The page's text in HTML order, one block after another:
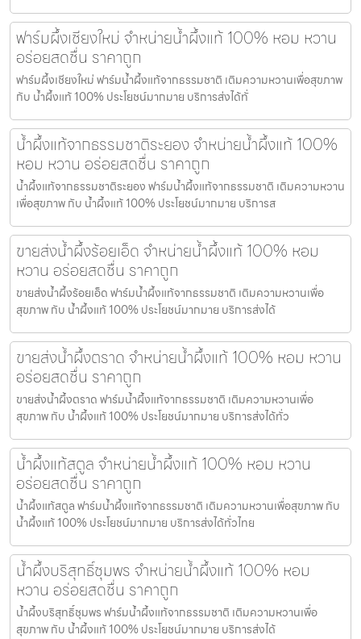
ฟาร์มผึ้งเชียงใหม่ จำหน่ายน้ำผึ้งแท้ 100% หอม หวาน
อร่อยสดชื่น ราคาถูก
ฟาร์มผึ้งเชียงใหม่ ฟาร์มน้ำผึ้งแท้จากธรรมชาติ เติมความหวานเพื่อสุขภาพ
กับ น้ำผึ้งแท้ 100% ประโยชน์มากมาย บริการส่งได้ทั่
น้ำผึ้งแท้จากธรรมชาติระยอง จำหน่ายน้ำผึ้งแท้ 100%
หอม หวาน อร่อยสดชื่น ราคาถูก
น้ำผึ้งแท้จากธรรมชาติระยอง ฟาร์มน้ำผึ้งแท้จากธรรมชาติ เติมความหวาน
เพื่อสุขภาพ กับ น้ำผึ้งแท้ 100% ประโยชน์มากมาย บริการส
ขายส่งน้ำผึ้งร้อยเอ็ด จำหน่ายน้ำผึ้งแท้ 100% หอม
หวาน อร่อยสดชื่น ราคาถูก
ขายส่งน้ำผึ้งร้อยเอ็ด ฟาร์มน้ำผึ้งแท้จากธรรมชาติ เติมความหวานเพื่อ
สุขภาพ กับ น้ำผึ้งแท้ 100% ประโยชน์มากมาย บริการส่งได้
ขายส่งน้ำผึ้งตราด จำหน่ายน้ำผึ้งแท้ 100% หอม หวาน
อร่อยสดชื่น ราคาถูก
ขายส่งน้ำผึ้งตราด ฟาร์มน้ำผึ้งแท้จากธรรมชาติ เติมความหวานเพื่อ
สุขภาพ กับ น้ำผึ้งแท้ 100% ประโยชน์มากมาย บริการส่งได้ทั่ว
น้ำผึ้งแท้สตูล จำหน่ายน้ำผึ้งแท้ 100% หอม หวาน
อร่อยสดชื่น ราคาถูก
น้ำผึ้งแท้สตูล ฟาร์มน้ำผึ้งแท้จากธรรมชาติ เติมความหวานเพื่อสุขภาพ กับ
น้ำผึ้งแท้ 100% ประโยชน์มากมาย บริการส่งได้ทั่วไทย
น้ำผึ้งบริสุทธิ์ชุมพร จำหน่ายน้ำผึ้งแท้ 100% หอม
หวาน อร่อยสดชื่น ราคาถูก
น้ำผึ้งบริสุทธิ์ชุมพร ฟาร์มน้ำผึ้งแท้จากธรรมชาติ เติมความหวานเพื่อ
สุขภาพ กับ น้ำผึ้งแท้ 100% ประโยชน์มากมาย บริการส่งได้